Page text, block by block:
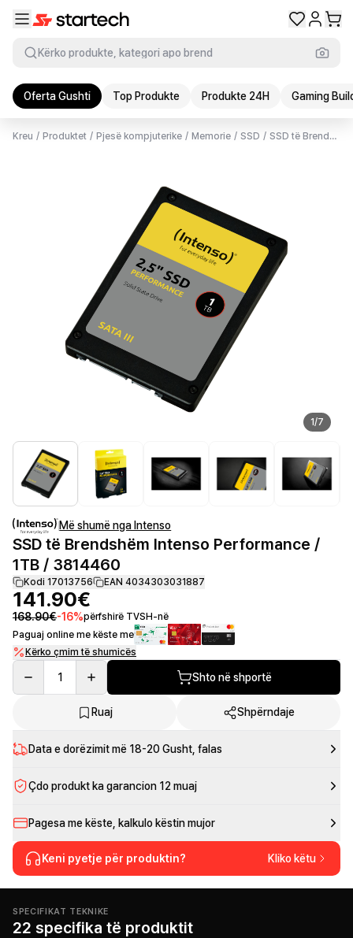
Kërko produkte, kategori apo brend
Oferta Gushti Top Produkte Produkte 24H Gaming
Kreu / Produktet / Pjesë kompjuterike / Memorie / SSD / SSD të Brendshme
1/7
Më shumë nga Intenso
SSD të Brendshëm Intenso Performance /
1TB / 3814460
Kodi 17013756 EAN 4034303031887
141.90€
168.90€-16%përfshirë TVSH-në
Paguaj online me këste me
Kërko çmim të shumicës
1 Shto në shportë
Ruaj Shpërndaje
Data e dorëzimit më 18-20 Gusht , falas
Çdo produkt ka garancion 12 muaj
Pagesa me këste, kalkulo këstin mujor
Keni pyetje për produktin? Kliko këtu
SPECIFIKAT TEKNIKE
22 specifika të produktit